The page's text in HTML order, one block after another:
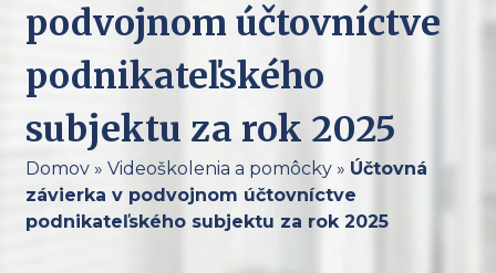
podvojnom účtovníctve
podnikateľského
subjektu za rok 2025
Domov» Videoškolenia a pomôcky» Účtovná
závierka v podvojnom účtovníctve
podnikateľského subjektu za rok 2025